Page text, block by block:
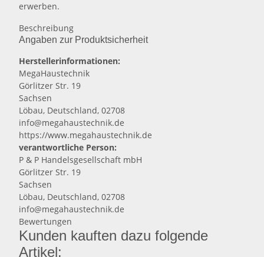
erwerben.
Beschreibung
Angaben zur Produktsicherheit
Herstellerinformationen:
MegaHaustechnik
Görlitzer Str. 19
Sachsen
Löbau, Deutschland, 02708
info@megahaustechnik.de
https://www.megahaustechnik.de
verantwortliche Person:
P & P Handelsgesellschaft mbH
Görlitzer Str. 19
Sachsen
Löbau, Deutschland, 02708
info@megahaustechnik.de
Bewertungen
Kunden kauften dazu folgende
Artikel: